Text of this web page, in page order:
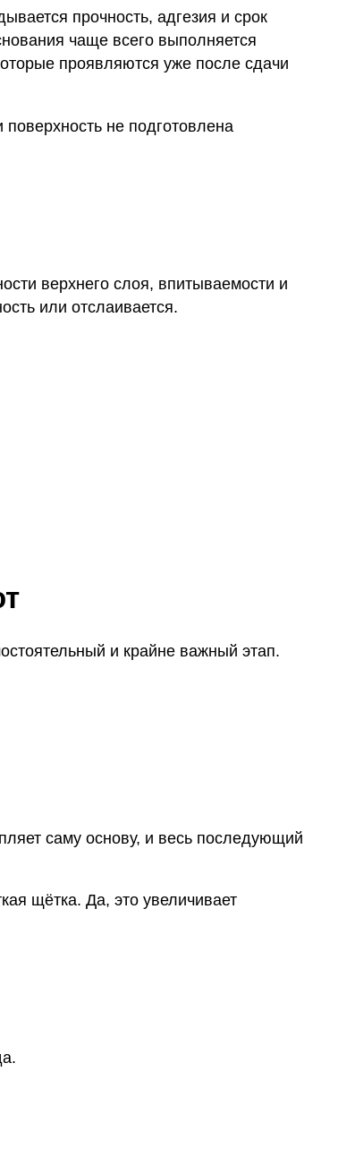
прочность, адгезия и срок
чаще всего выполняется
проявляются уже после сдачи
не подготовлена
верхнего слоя, впитываемости и
или отслаивается.
и крайне важный этап.
саму основу, и весь последующий
щётка. Да, это увеличивает